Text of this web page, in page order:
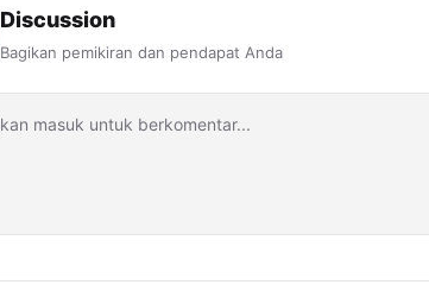
Discussion
Bagikan pemikiran dan pendapat Anda